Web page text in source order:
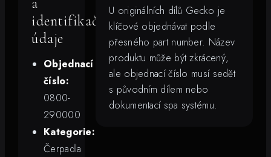
identifikační
údaje
Objednací
číslo:
0800-
290000
Kategorie:
Čerpadla
U originálních dílů Gecko je
klíčové objednávat podle
přesného part number. Název
produktu může být zkrácený,
ale objednací číslo musí sedět
s původním dílem nebo
dokumentací spa systému.